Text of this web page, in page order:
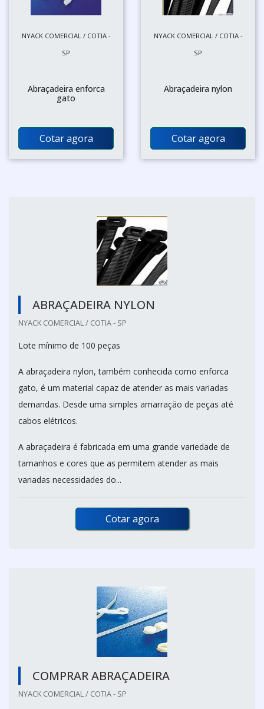
NYACK COMERCIAL / COTIA -
SP
Abraçadeira enforca
gato
Cotar agora
NYACK COMERCIAL / COTIA -
SP
Abraçadeira nylon
Cotar agora
ABRAÇADEIRA NYLON
NYACK COMERCIAL / COTIA - SP
Lote mínimo de 100 peças
A abraçadeira nylon, também conhecida como enforca
gato, é um material capaz de atender as mais variadas
demandas. Desde uma simples amarração de peças até
cabos elétricos.
A abraçadeira é fabricada em uma grande variedade de
tamanhos e cores que as permitem atender as mais
variadas necessidades do...
Cotar agora
COMPRAR ABRAÇADEIRA
NYACK COMERCIAL / COTIA - SP